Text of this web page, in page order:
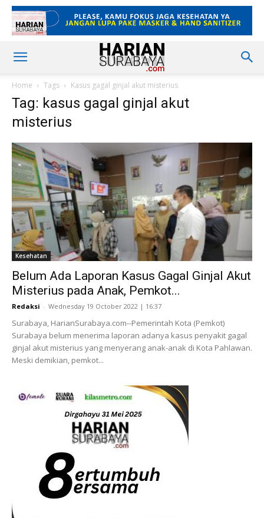
Home Tags Kasus gagal ginjal akut misterius
Tag: kasus gagal ginjal akut
misterius
Kesehatan
Belum Ada Laporan Kasus Gagal Ginjal Akut
Misterius pada Anak, Pemkot...
Redaksi - Wednesday 19 October 2022 | 16:37
Surabaya, HarianSurabaya.com--Pemerintah Kota (Pemkot)
Surabaya belum menerima laporan adanya kasus penyakit gagal
ginjal akut misterius yang menyerang anak-anak di Kota Pahlawan.
Meski demikian, pemkot...